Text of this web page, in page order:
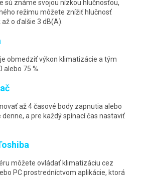
sú známe svojou nízkou hlučnosťou,
režimu môžete znížiť hlučnosť
o ďalšie 3 dB(A).
obmedziť výkon klimatizácie a tým
75 %.
až 4 časové body zapnutia alebo
a pre každý spínací čas nastaviť
môžete ovládať klimatizáciu cez
PC prostredníctvom aplikácie, ktorá